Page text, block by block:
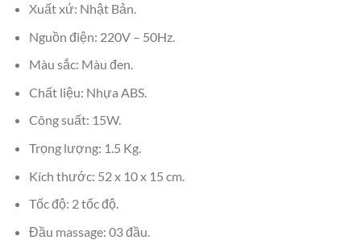
Xuất xứ: Nhật Bản.
Nguồn điện: 220V – 50Hz.
Màu sắc: Màu đen.
Chất liệu: Nhựa ABS.
Công suất: 15W.
Trọng lượng: 1.5 Kg.
Kích thước: 52 x 10 x 15 cm.
Tốc độ: 2 tốc độ.
Đầu massage: 03 đầu.